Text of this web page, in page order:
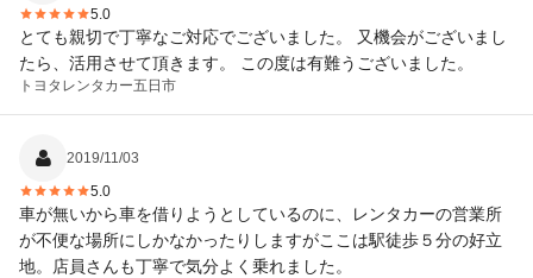
5.0
とても親切で丁寧なご対応でございました。 又機会がございまし
たら、活用させて頂きます。 この度は有難うございました。
トヨタレンタカー五日市
2019/11/03
5.0
車が無いから車を借りようとしているのに、レンタカーの営業所
が不便な場所にしかなかったりしますがここは駅徒歩５分の好立
地。店員さんも丁寧で気分よく乗れました。